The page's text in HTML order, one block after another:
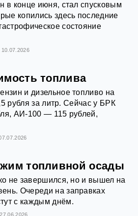
в конце июня, стал спусковым
копились здесь последние
состояние
10.07.2026
топлива
и дизельное топливо на
рубля за литр. Сейчас у БРК
АИ‑100 — 115 рублей,
топливной осады
не завершился, но и вышел на
Очереди на заправках
с каждым днём.
27.06.2026